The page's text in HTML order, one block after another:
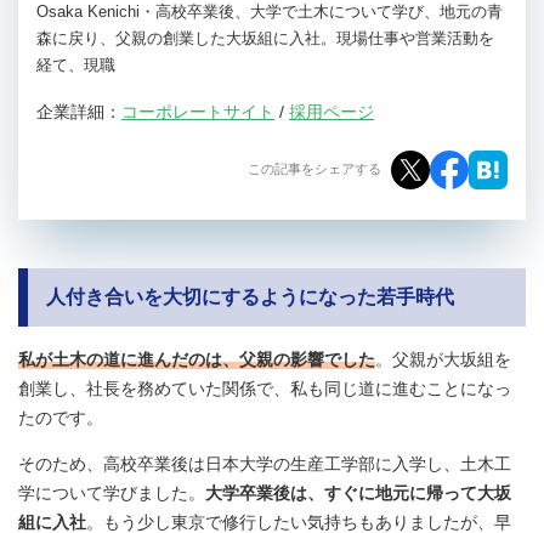
Osaka Kenichi・高校卒業後、大学で土木について学び、地元の青
森に戻り、父親の創業した大坂組に入社。現場仕事や営業活動を
経て、現職
企業詳細： コーポレートサイト / 採用ページ
この記事をシェアする
人付き合いを大切にするようになった若手時代
私が土木の道に進んだのは、父親の影響でした。父親が大坂組を
創業し、社長を務めていた関係で、私も同じ道に進むことになっ
たのです。
そのため、高校卒業後は日本大学の生産工学部に入学し、土木工
学について学びました。 大学卒業後は、すぐに地元に帰って大坂
組に入社。もう少し東京で修行したい気持ちもありましたが、早